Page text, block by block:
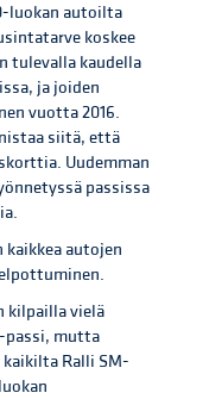
luokan autoilta
koskee
tulevalla kaudella
ja joiden
vuotta 2016.
siitä, että
Uudemman
passissa
kaikkea autojen
kilpailla vielä
passi, mutta
Ralli SM-